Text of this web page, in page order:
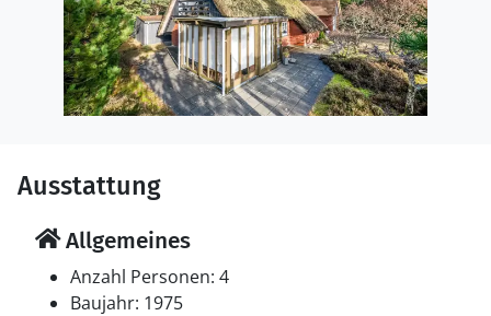
Das Ferienhaus eignet sich für 4 Personen. Die
Ferienunterkunft hat eine Wohnfläche von 84 m² und
wurde 1975 gebaut. Haustiere dürfen nicht
mitgebracht werden. Die Ferienunterkunft ist mit einer
energiefreundlichen Luft-Luft-Wärmepumpe
energiefreundlicher Luft-Luft- Wärmepumpe
ausgestattet. Es gibt außerdem einen Kaminofen.
Schlafverhältnisse
Die Schlafplätze verteilen sich auf 2 Schlafräume. 4
Schlafplätze in Doppelbetten.
Ausstattung
Allgemeines
Anzahl Personen: 4
Baujahr: 1975